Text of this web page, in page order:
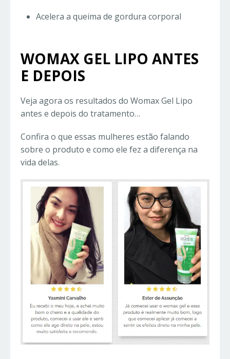
Acelera a queima de gordura corporal
WOMAX GEL LIPO ANTES
E DEPOIS
Veja agora os resultados do Womax Gel Lipo
antes e depois do tratamento…
Confira o que essas mulheres estão falando
sobre o produto e como ele fez a diferença na
vida delas.